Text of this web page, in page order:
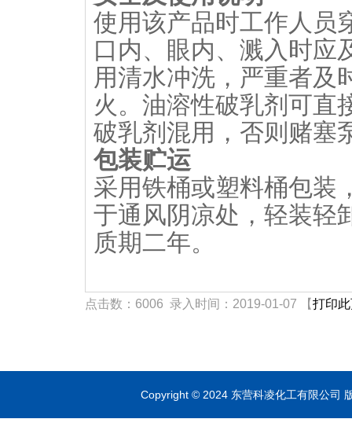
使用该产品时工作人员
口内、眼内、溅入时应
用清水冲洗，严重者及
火。油溶性破乳剂可直
破乳剂混用，否则赌塞
包装贮运
采用铁桶或塑料桶包装
于通风阴凉处，轻装轻
质期二年。
点击数：6006 录入时间：2019-01-07 【打印
Copyright © 2024 东营科凌化工有限公